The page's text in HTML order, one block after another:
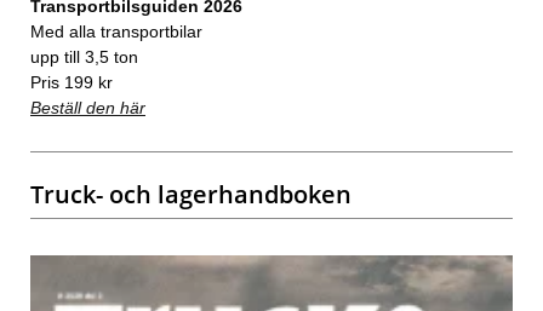
Transportbilsguiden 2026
Med alla transportbilar
upp till 3,5 ton
Pris 199 kr
Beställ den här
Truck- och lagerhandboken